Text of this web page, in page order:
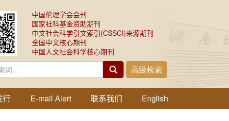
中国伦理学会会刊
国家社科基金资助期刊
中文社会科学引文索引(CSSCI)来源期刊
全国中文核心期刊
中国人文社会科学核心期刊
行 E-mail Alert 联系我们 English